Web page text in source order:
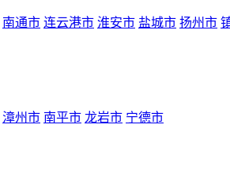
南通市 连云港市 淮安市 盐城市 扬州市
漳州市 南平市 龙岩市 宁德市